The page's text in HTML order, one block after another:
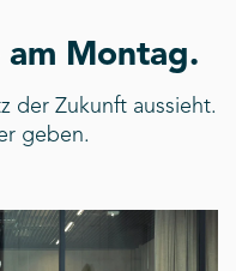
am Montag.
der Zukunft aussieht.
geben.